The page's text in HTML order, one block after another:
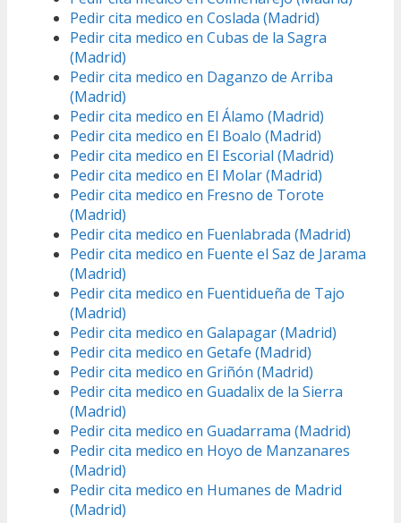
Pedir cita medico en Coslada (Madrid)
Pedir cita medico en Cubas de la Sagra
(Madrid)
Pedir cita medico en Daganzo de Arriba
(Madrid)
Pedir cita medico en El Álamo (Madrid)
Pedir cita medico en El Boalo (Madrid)
Pedir cita medico en El Escorial (Madrid)
Pedir cita medico en El Molar (Madrid)
Pedir cita medico en Fresno de Torote
(Madrid)
Pedir cita medico en Fuenlabrada (Madrid)
Pedir cita medico en Fuente el Saz de Jarama
(Madrid)
Pedir cita medico en Fuentidueña de Tajo
(Madrid)
Pedir cita medico en Galapagar (Madrid)
Pedir cita medico en Getafe (Madrid)
Pedir cita medico en Griñón (Madrid)
Pedir cita medico en Guadalix de la Sierra
(Madrid)
Pedir cita medico en Guadarrama (Madrid)
Pedir cita medico en Hoyo de Manzanares
(Madrid)
Pedir cita medico en Humanes de Madrid
(Madrid)